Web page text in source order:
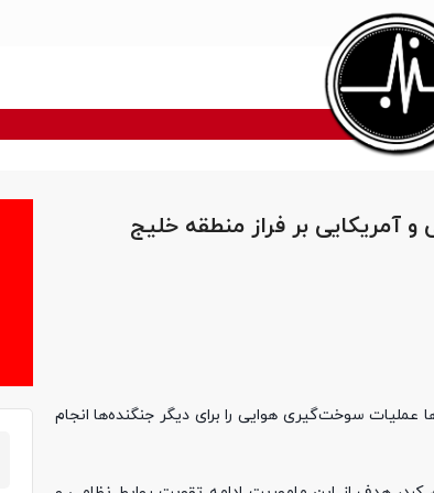
آمریکایی بر فراز منطقه خلیج
سوخت‌گیری هوایی را برای دیگر جنگنده‌ها انجام